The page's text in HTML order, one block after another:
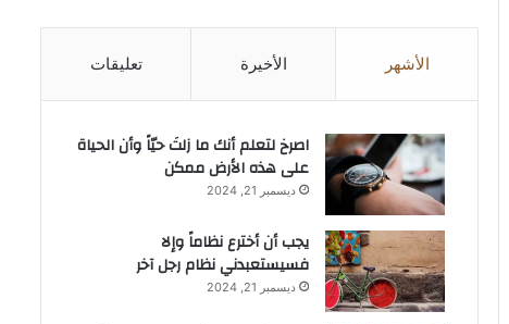
الأشهر الأخيرة تعليقات
‫اصرخ لتعلم أنك ما زلتَ حيّاً وأن الحياة
على هذه الأرض ممكن
ديسمبر 21, 2024
يجب أن أخترع نظاماً وإلا
فسيستعبدني نظام رجل آخر
ديسمبر 21, 2024